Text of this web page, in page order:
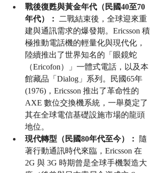
戰後復甦與黃金年代（民國40至70
年代）：
二戰結束後，全球迎來重
建與通訊需求的爆發期。Ericsson 積
極推動電話機的輕量化與現代化，
陸續推出了世界知名的「眼鏡蛇
（Ericofon）」一體式電話，以及本
館藏品「Dialog」系列。民國65年
(1976)，Ericsson 推出了革命性的
AXE 數位交換機系統，一舉奠定了
其在全球電信基礎設施市場的龍頭
地位。
現代轉型（民國80年代至今）：
隨
著行動通訊時代來臨，Ericsson 在
2G 與 3G 時期曾是全球手機製造大